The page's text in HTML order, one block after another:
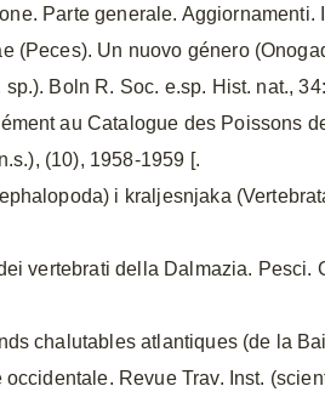
Parte generale. Aggiornamenti.
(Peces). Un nuovo género
Boln R. Soc. e.sp. Hist. nat.,
au Catalogue des Poissons
(10), 1958-1959 [.
i kraljesnjaka
vertebrati della Dalmazia. Pesci.
chalutables atlantiques (de la
Revue Trav. Inst.